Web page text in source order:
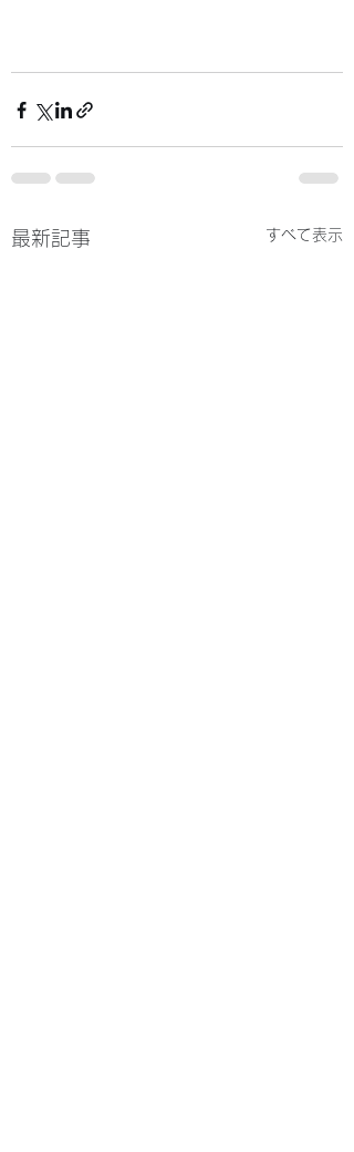
最新記事 すべて表示